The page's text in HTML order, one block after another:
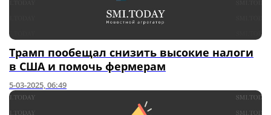
Трамп пообещал снизить высокие налоги
в США и помочь фермерам
5-03-2025, 06:49